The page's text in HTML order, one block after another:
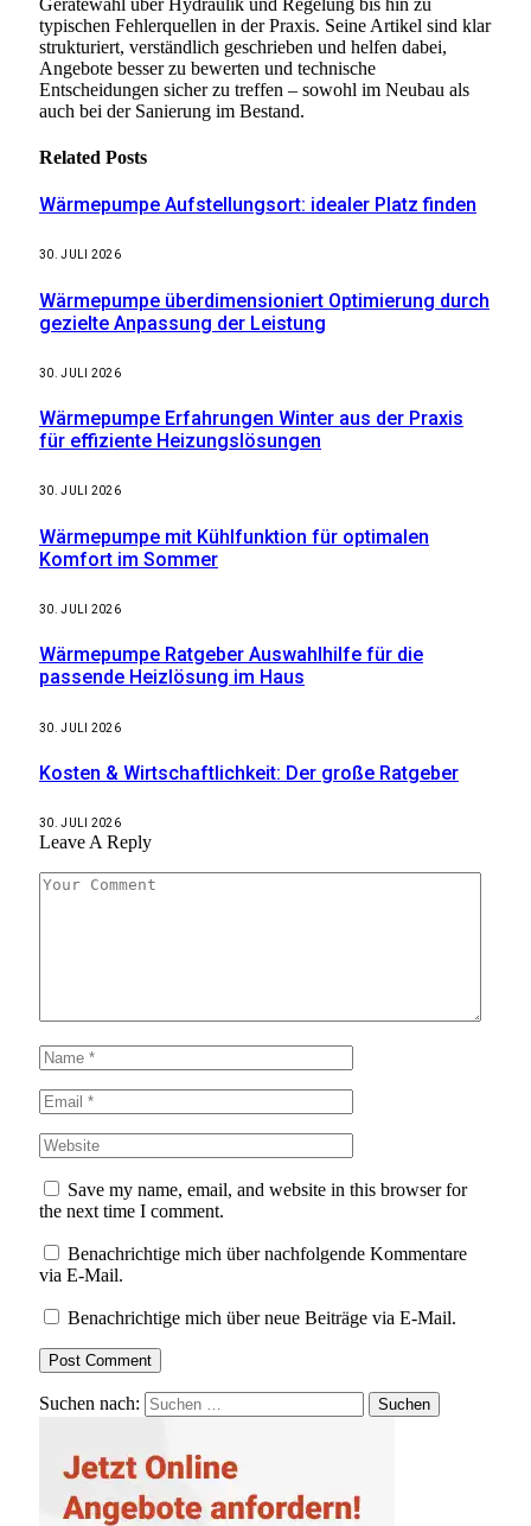
typischen Fehlerquellen in der Praxis. Seine Artikel sind klar
strukturiert, verständlich geschrieben und helfen dabei,
Angebote besser zu bewerten und technische
Entscheidungen sicher zu treffen – sowohl im Neubau als
auch bei der Sanierung im Bestand.
Related Posts
Wärmepumpe Aufstellungsort: idealer Platz finden
30. JULI 2026
Wärmepumpe überdimensioniert Optimierung durch
gezielte Anpassung der Leistung
30. JULI 2026
Wärmepumpe Erfahrungen Winter aus der Praxis
für effiziente Heizungslösungen
30. JULI 2026
Wärmepumpe mit Kühlfunktion für optimalen
Komfort im Sommer
30. JULI 2026
Wärmepumpe Ratgeber Auswahlhilfe für die
passende Heizlösung im Haus
30. JULI 2026
Kosten & Wirtschaftlichkeit: Der große Ratgeber
30. JULI 2026
Leave A Reply
Save my name, email, and website in this browser for
the next time I comment.
Benachrichtige mich über nachfolgende Kommentare
via E-Mail.
Benachrichtige mich über neue Beiträge via E-Mail.
Suchen nach: